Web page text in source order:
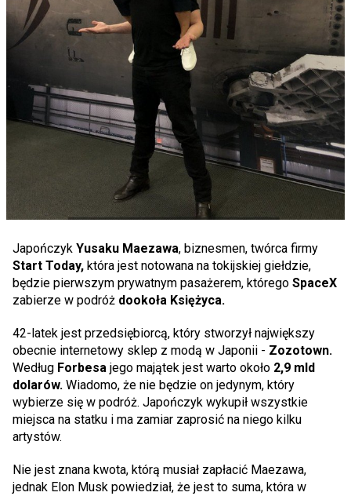
Japończyk Yusaku Maezawa, biznesmen, twórca firmy
Start Today, która jest notowana na tokijskiej giełdzie,
będzie pierwszym prywatnym pasażerem, którego SpaceX
zabierze w podróż dookoła Księżyca.
42-latek jest przedsiębiorcą, który stworzył największy
obecnie internetowy sklep z modą w Japonii - Zozotown.
Według Forbesa jego majątek jest warto około 2,9 mld
dolarów. Wiadomo, że nie będzie on jedynym, który
wybierze się w podróż. Japończyk wykupił wszystkie
miejsca na statku i ma zamiar zaprosić na niego kilku
artystów.
Nie jest znana kwota, którą musiał zapłacić Maezawa,
jednak Elon Musk powiedział, że jest to suma, która w